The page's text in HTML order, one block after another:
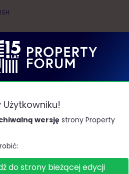
wersjęstrony Property
do strony bieżącej edycji